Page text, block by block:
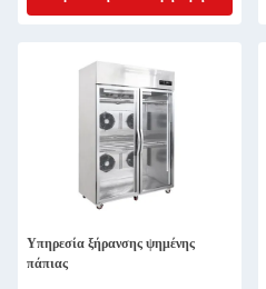
Υπηρεσία ξήρανσης ψημένης
πάπιας